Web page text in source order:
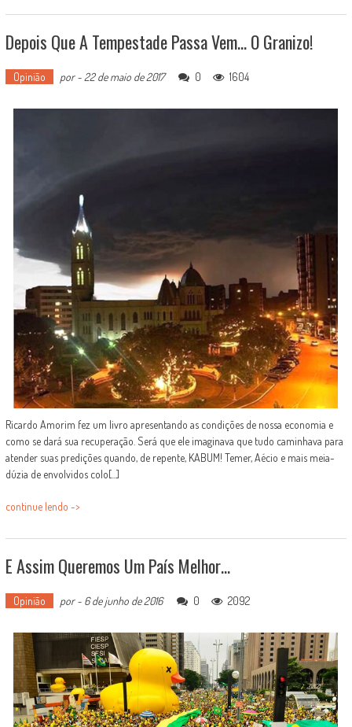
Depois Que A Tempestade Passa Vem… O Granizo!
Opinião por-22 de maio de 2017 0 1604
Ricardo Amorim fez um livro apresentando as condições de nossa economia e
como se dará sua recuperação. Será que ele imaginava que tudo caminhava para
atender suas predições quando, de repente, KABUM! Temer, Aécio e mais meia-
dúzia de envolvidos colo[...]
continue lendo ->
E Assim Queremos Um País Melhor…
Opinião por- 6 de junho de 2016 0 2092